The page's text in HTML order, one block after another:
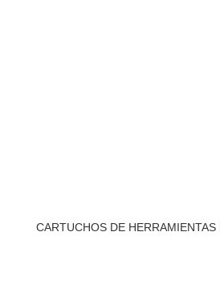
CARTUCHOS DE